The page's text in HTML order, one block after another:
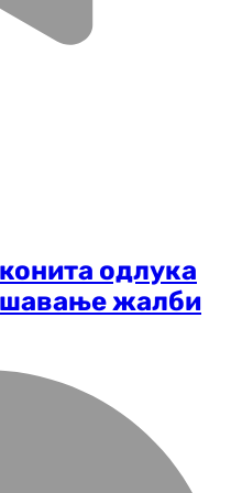
одлука
жалби